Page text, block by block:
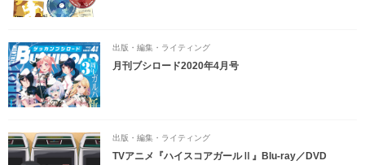
出版・編集・ライティング
月刊ブシロード2020年4月号
出版・編集・ライティング
TVアニメ『ハイスコアガールⅡ』Blu-ray／DVD